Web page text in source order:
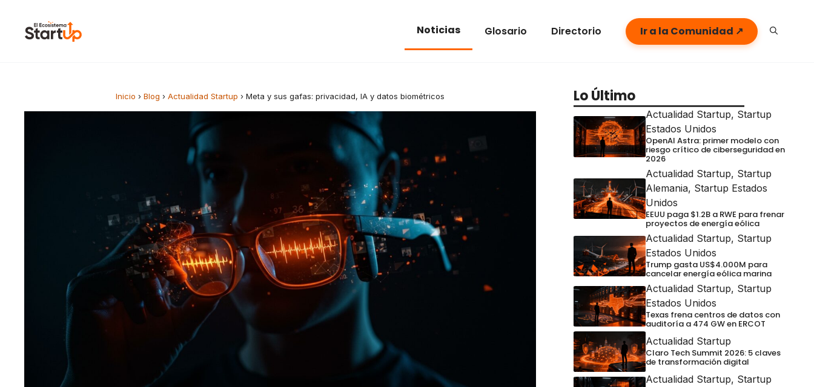
Noticias Glosario Directorio Ir a la Comunidad ↗
Inicio › Blog › Actualidad Startup › Meta y sus gafas: privacidad, IA y datos biométricos Lo Último
Actualidad Startup, Startup
Estados Unidos
OpenAI Astra: primer modelo con
riesgo crítico de ciberseguridad en
2026
Actualidad Startup, Startup
Alemania, Startup Estados
Unidos
EEUU paga $1.2B a RWE para frenar
proyectos de energía eólica
Actualidad Startup, Startup
Estados Unidos
Trump gasta US$4.000M para
cancelar energía eólica marina
Actualidad Startup, Startup
Estados Unidos
Texas frena centros de datos con
auditoría a 474 GW en ERCOT
Actualidad Startup
Claro Tech Summit 2026: 5 claves
de transformación digital
Actualidad Startup, Startup